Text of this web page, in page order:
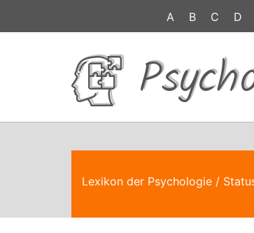
A B C D
Lexikon der Psychologie /